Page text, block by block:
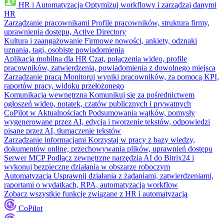
HR i Automatyzacja Optymizuj workflowy i zarządzaj danymi
HR
Zarządzanie pracownikami Profile pracowników, struktura firmy,
uprawnienia dostępu, Active Directory
Kultura i zaangażowanie Firmowe nowości, ankiety, odznaki
uznania, tagi, osobiste powiadomienia
Aplikacja mobilna dla HR Czat, połączenia wideo, profile
pracowników, zatwierdzenia, powiadomienia z dowolnego miejsca
Zarządzanie pracą Monitoruj wyniki pracowników, za pomocą KPI,
raportów pracy, widoku przełożonego
Komunikacja wewnętrzna Komunikuj się za pośrednictwem
ogłoszeń wideo, notatek, czatów publicznych i prywatnych
CoPilot w Aktualnościach Podsumowania wątków, pomysły
wygenerowane przez AI, edycja i tworzenie tekstów, odpowiedzi
pisane przez AI, tłumaczenie tekstów
Zarządzanie informacjami Korzystaj w pracy z bazy wiedzy,
dokumentów online, przechowywania plików, uprawnień dostępu
Serwer MCP Podłącz zewnętrzne narzędzia AI do Bitrix24 i
wykonuj bezpieczne działania w obszarze roboczym
Automatyzacja Usprawnij działania z żądaniami, zatwierdzeniami,
raportami o wydatkach, RPA, automatyzacją workflow
Zobacz wszystkie funkcje związane z HR i automatyzacją
CoPilot